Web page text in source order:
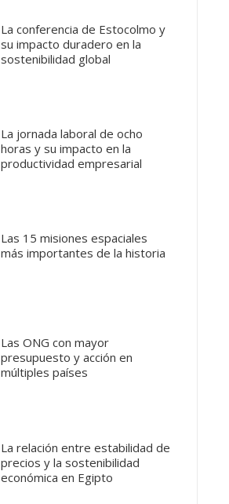
La conferencia de Estocolmo y
su impacto duradero en la
sostenibilidad global
La jornada laboral de ocho
horas y su impacto en la
productividad empresarial
Las 15 misiones espaciales
más importantes de la historia
Las ONG con mayor
presupuesto y acción en
múltiples países
La relación entre estabilidad de
precios y la sostenibilidad
económica en Egipto